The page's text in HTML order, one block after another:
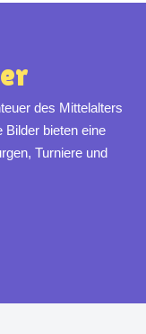
des Mittelalters
Bilder bieten eine
Turniere und